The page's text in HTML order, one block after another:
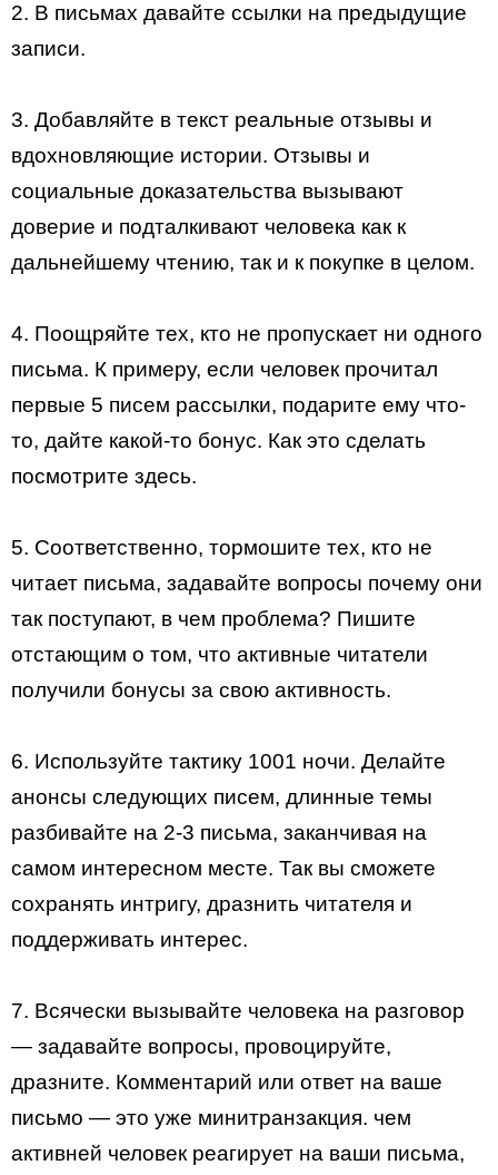
2. В письмах давайте ссылки на предыдущие
записи.
3. Добавляйте в текст реальные отзывы и
вдохновляющие истории. Отзывы и
социальные доказательства вызывают
доверие и подталкивают человека как к
дальнейшему чтению, так и к покупке в целом.
4. Поощряйте тех, кто не пропускает ни одного
письма. К примеру, если человек прочитал
первые 5 писем рассылки, подарите ему что-
то, дайте какой-то бонус. Как это сделать
посмотрите здесь.
5. Соответственно, тормошите тех, кто не
читает письма, задавайте вопросы почему они
так поступают, в чем проблема? Пишите
отстающим о том, что активные читатели
получили бонусы за свою активность.
6. Используйте тактику 1001 ночи. Делайте
анонсы следующих писем, длинные темы
разбивайте на 2-3 письма, заканчивая на
самом интересном месте. Так вы сможете
сохранять интригу, дразнить читателя и
поддерживать интерес.
7. Всячески вызывайте человека на разговор
— задавайте вопросы, провоцируйте,
дразните. Комментарий или ответ на ваше
письмо — это уже минитранзакция. чем
активней человек реагирует на ваши письма,